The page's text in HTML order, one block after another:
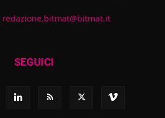
redazione.bitmat@bitmat.it
SEGUICI